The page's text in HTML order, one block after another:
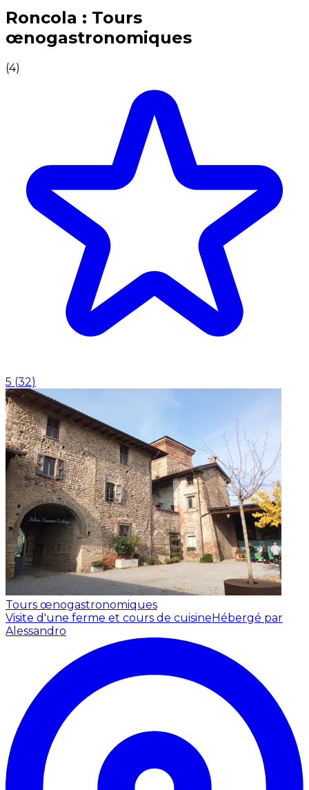
Expériences culinaires inoubliables : Expériences
Roncola : Tours
œnogastronomiques
(4)
5 (32)
Tours œnogastronomiques
Visite d'une ferme et cours de cuisineHébergé par
Alessandro